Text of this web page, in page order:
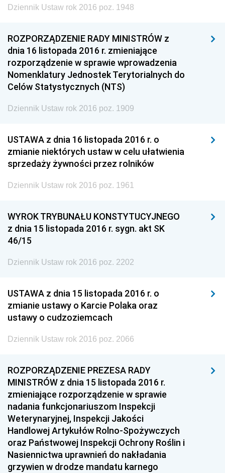
Dziennik Ustaw rok 2016 poz. 1948
ROZPORZĄDZENIE RADY MINISTRÓW z
dnia 16 listopada 2016 r. zmieniające
rozporządzenie w sprawie wprowadzenia
Nomenklatury Jednostek Terytorialnych do
Celów Statystycznych (NTS)
Dziennik Ustaw rok 2016 poz. 1909
USTAWA z dnia 16 listopada 2016 r. o
zmianie niektórych ustaw w celu ułatwienia
sprzedaży żywności przez rolników
Dziennik Ustaw rok 2016 poz. 1961
WYROK TRYBUNAŁU KONSTYTUCYJNEGO
z dnia 15 listopada 2016 r. sygn. akt SK
46/15
Dziennik Ustaw rok 2016 poz. 2202
USTAWA z dnia 15 listopada 2016 r. o
zmianie ustawy o Karcie Polaka oraz
ustawy o cudzoziemcach
Dziennik Ustaw rok 2016 poz. 2066
ROZPORZĄDZENIE PREZESA RADY
MINISTRÓW z dnia 15 listopada 2016 r.
zmieniające rozporządzenie w sprawie
nadania funkcjonariuszom Inspekcji
Weterynaryjnej, Inspekcji Jakości
Handlowej Artykułów Rolno-Spożywczych
oraz Państwowej Inspekcji Ochrony Roślin i
Nasiennictwa uprawnień do nakładania
grzywien w drodze mandatu karnego